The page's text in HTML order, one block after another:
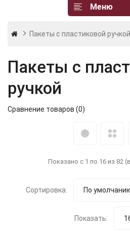
Меню
Пакеты с пластиковой ручкой
Пакеты с
ручкой
Сравнение товаров (0)
Показано с 1 по 16 из 82
Сортировка:
Показать: